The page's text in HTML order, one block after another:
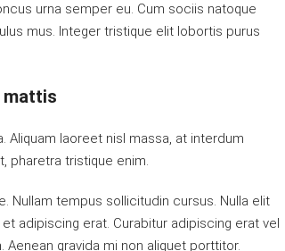
urna semper eu. Cum sociis natoque
mus. Integer tristique elit lobortis purus
mattis
Aliquam laoreet nisl massa, at interdum
pharetra tristique enim.
Nullam tempus sollicitudin cursus. Nulla elit
adipiscing erat. Curabitur adipiscing erat vel
gravida mi non aliquet porttitor.